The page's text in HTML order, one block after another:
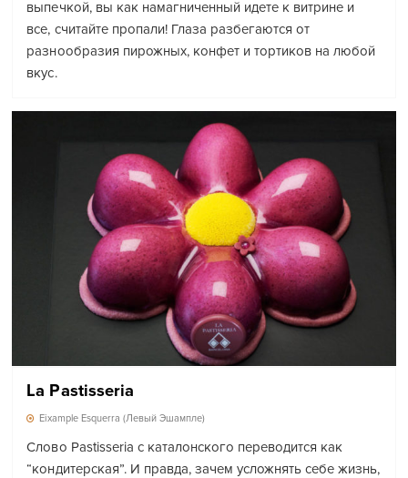
выпечкой, вы как намагниченный идете к витрине и
все, считайте пропали! Глаза разбегаются от
разнообразия пирожных, конфет и тортиков на любой
вкус.
La Pastisseria
Eixample Esquerra (Левый Эшампле)
Слово Pastisseria с каталонского переводится как
“кондитерская”. И правда, зачем усложнять себе жизнь,